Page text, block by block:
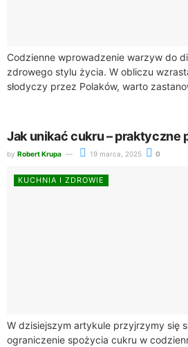
Codzienne wprowadzenie warzyw do
zdrowego stylu życia. W obliczu
słodyczy przez Polaków, warto
Jak unikać cukru – praktyczne
by Robert Krupa 19 marca, 2025 0
KUCHNIA I ZDROWIE
W dzisiejszym artykule przyjrzymy się
ograniczenie spożycia cukru w